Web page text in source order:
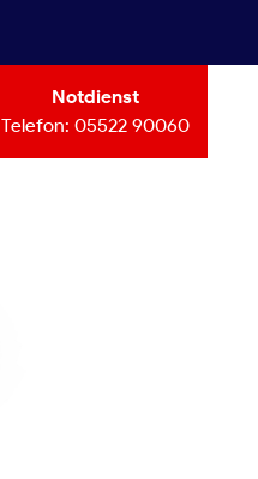
Notdienst
Telefon: 05522 90060